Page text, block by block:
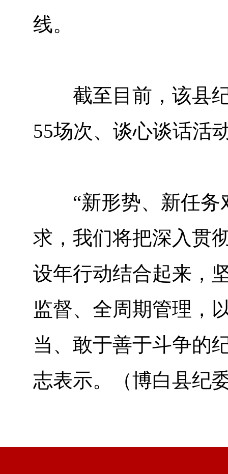
线。
截至目前，该县纪
55场次、谈心谈话活
“新形势、新任务
求，我们将把深入贯
设年行动结合起来，
监督、全周期管理，
当、敢于善于斗争的
志表示。（博白县纪